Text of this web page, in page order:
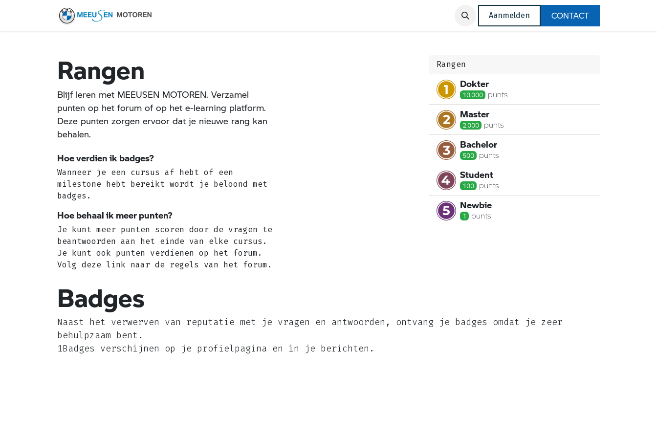
Aanmelden CONTACT
Rangen
Blijf leren met MEEUSEN MOTOREN. Verzamel
punten op het forum of op het e-learning platform.
Deze punten zorgen ervoor dat je nieuwe rang kan
behalen.
Hoe verdien ik badges?
Wanneer je een cursus af hebt of een
milestone hebt bereikt wordt je beloond met
badges.
Hoe behaal ik meer punten?
Je kunt meer punten scoren door de vragen te
beantwoorden aan het einde van elke cursus.
Je kunt ook punten verdienen op het forum.
Volg deze link naar de regels van het forum.
Rangen
Dokter
10.000 punts
Master
2.000 punts
Bachelor
500 punts
Student
100 punts
Newbie
1 punts
Badges
Naast het verwerven van reputatie met je vragen en antwoorden, ontvang je badges omdat je zeer
behulpzaam bent.
1Badges verschijnen op je profielpagina en in je berichten.